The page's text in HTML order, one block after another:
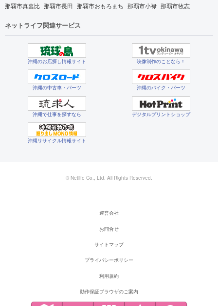
那覇市真嘉比 那覇市長田 那覇市おもろまち 那覇市小禄 那覇市牧志
ネットライフ関連サービス
沖縄のお店探し情報サイト 映像制作のことなら！
沖縄の中古車・パーツ 沖縄のバイク・パーツ
沖縄で仕事を探すなら デジタルプリントショップ
沖縄リサイクル情報サイト
© Netlife Co., Ltd. All Rights Reserved.
運営会社
お問合せ
サイトマップ
プライバシーポリシー
利用規約
動作保証ブラウザのご案内